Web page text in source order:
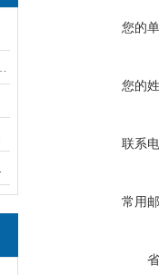
您的
您的
联系
常用